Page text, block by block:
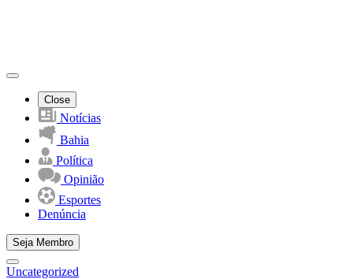
Close
Notícias
Bahia
Política
Opinião
Esportes
Denúncia
Seja Membro
Uncategorized